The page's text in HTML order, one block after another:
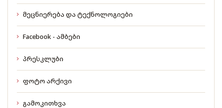
მეცნიერება და ტექნოლოგიები
Facebook - ამბები
პრესკლუბი
ფოტო არქივი
გამოკითხვა